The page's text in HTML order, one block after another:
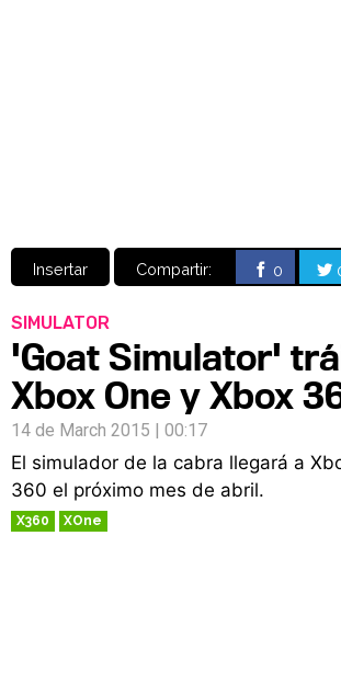
Insertar Compartir: 0
SIMULATOR
'Goat Simulator'
Xbox One y Xbox
14 de March 2015 | 00:17
El simulador de la cabra llegará a
360 el próximo mes de abril.
X360 XOne